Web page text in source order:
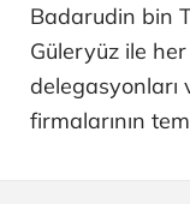
Badarudin bin
Güleryüz ile
delegasyonları
firmalarının